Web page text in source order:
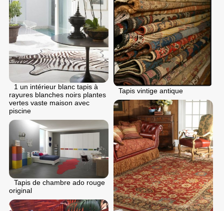
1 un intérieur blanc tapis à
rayures blanches noirs plantes
vertes vaste maison avec
piscine
Tapis vintige antique
Tapis de chambre ado rouge
original